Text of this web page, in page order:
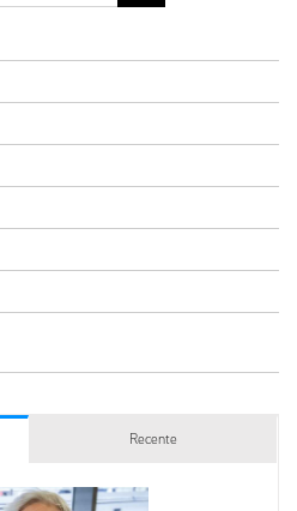
Recente